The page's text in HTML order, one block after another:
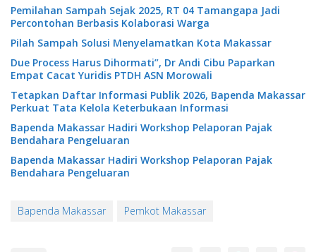
Pemilahan Sampah Sejak 2025, RT 04 Tamangapa Jadi
Percontohan Berbasis Kolaborasi Warga
Pilah Sampah Solusi Menyelamatkan Kota Makassar
Due Process Harus Dihormati”, Dr Andi Cibu Paparkan
Empat Cacat Yuridis PTDH ASN Morowali
Tetapkan Daftar Informasi Publik 2026, Bapenda Makassar
Perkuat Tata Kelola Keterbukaan Informasi
Bapenda Makassar Hadiri Workshop Pelaporan Pajak
Bendahara Pengeluaran
Bapenda Makassar Hadiri Workshop Pelaporan Pajak
Bendahara Pengeluaran
Bapenda Makassar Pemkot Makassar